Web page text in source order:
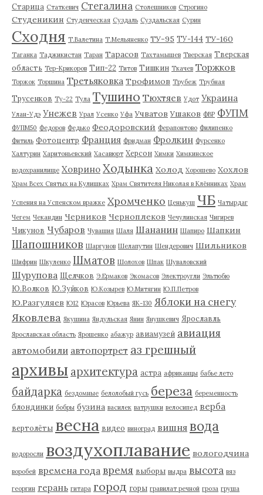
Старица Статкевич Стегалина Столешников Строгино
Студеникин Студенческая Суздаль Суздальская Сурин
Сходня Т.Валетина Т.Мельяненко ТУ-95 ТУ-144 ТУ-160
Таганка Таджикистан Таран Тарасов Тахтамышев Тверская Тверская
область Тер-Крикоров Тип-22 Титов Тишкин Ткачев Торжков
Торжок Торшина Третьяковка Трофимов Трубеж Трубная
Трусенков Ту-22 Тула Тушино Тюхтяев Удот Украина
Улан-Удэ Унежев Урал Усенко Уфа Учватов Ушаков ФВР ФУПМ
ФУПМ50 Федоров Федько Феодоровский Ферапонтово Филипенко
Фитиль Фотоцентр Франция Фридман Фролкин Фурсенко
Халтурин Харитоньевский Хасавюрт Херсон Химки Химкинское
водохранилище Ховрино Ходынка Холод Хорошево Хохлов
Храм Всех Святых на Кулишках Храм Святителя Николая в Клённиках Храм
Успения на Успенском вражке Хромченко Ценькуш ЧБ Чатырдаг
Чегем Чекандин Черников Черноплеков Чечулинская Чигирев
Чикунов Чубаров Чувашия Шаля Шананин Шапиро Шапкин
Шапошников Шаргунов Шелапутин Шендерович Шильников
Шифрин Шкуленко Шматов Шолохов Шпак Шуваловский
Шурупова Щелчков Э.Ермаков Экомасов Электроугли Эльтюбю
Ю.Волков Ю.Зуйков Ю.Козырев Ю.Митягин Ю.П.Петров
Ю.Разгуляев Ю12 Юрасов Юрьева ЯК-130 Яблоки на снегу
Яковлева Якушина Яндульская Янин Янушкевич Ярославль
Ярославская область Ярошенко абажур авиамузей авиация
автомобили автопортрет аз грешный
архивы архитектура астра африканцы бабье лето
байдарка бездомные белолобый гусь береза беременность
блондинки бобры бузина василек ватрушки велосипед верба
вертолёты весна видео виноград вишня вода
водоросли воздухоплавание вологодчина
воробей времена года время выборы выдра высота вяз
георгин герань гитара город горы гравилат речной гроза груша